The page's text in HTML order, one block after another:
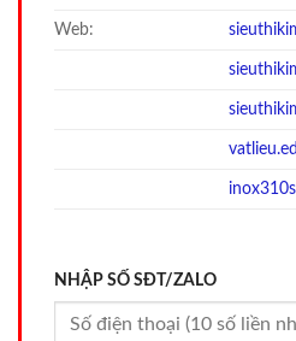
Web:
sieuthi
sieuthi
NHẬP SỐ SĐT/ZALO